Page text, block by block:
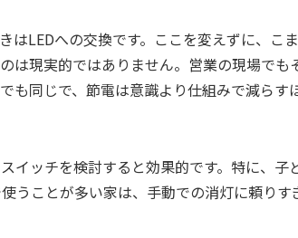
はLEDへの交換です。ここを変えずに、こ
は現実的ではありません。営業の現場でも
も同じで、節電は意識より仕組みで減らす
イッチを検討すると効果的です。特に、子
うことが多い家は、手動での消灯に頼りす